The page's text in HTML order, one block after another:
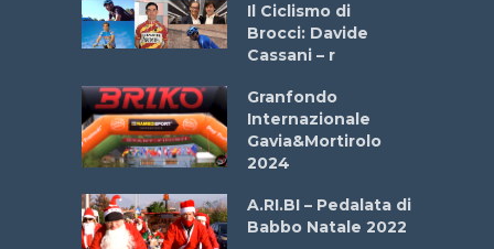
Il Ciclismo di
Brocci: Davide
Cassani – r
Granfondo
Internazionale
Gavia&Mortirolo
2024
A.RI.BI – Pedalata di
Babbo Natale 2022